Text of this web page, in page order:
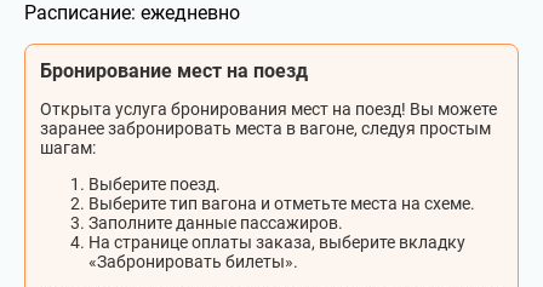
Расписание: ежедневно
Бронирование мест на поезд
Открыта услуга бронирования мест на поезд! Вы можете
заранее забронировать места в вагоне, следуя простым
шагам:
Выберите поезд.
Выберите тип вагона и отметьте места на схеме.
Заполните данные пассажиров.
На странице оплаты заказа, выберите вкладку
«Забронировать билеты».